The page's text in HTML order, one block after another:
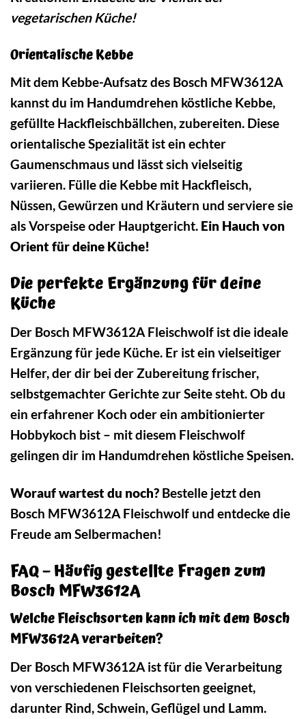
vegetarischen Küche!
Orientalische Kebbe
Mit dem Kebbe-Aufsatz des Bosch MFW3612A
kannst du im Handumdrehen köstliche Kebbe,
gefüllte Hackfleischbällchen, zubereiten. Diese
orientalische Spezialität ist ein echter
Gaumenschmaus und lässt sich vielseitig
variieren. Fülle die Kebbe mit Hackfleisch,
Nüssen, Gewürzen und Kräutern und serviere sie
als Vorspeise oder Hauptgericht. Ein Hauch von
Orient für deine Küche!
Die perfekte Ergänzung für deine
Küche
Der Bosch MFW3612A Fleischwolf ist die ideale
Ergänzung für jede Küche. Er ist ein vielseitiger
Helfer, der dir bei der Zubereitung frischer,
selbstgemachter Gerichte zur Seite steht. Ob du
ein erfahrener Koch oder ein ambitionierter
Hobbykoch bist – mit diesem Fleischwolf
gelingen dir im Handumdrehen köstliche Speisen.
Worauf wartest du noch? Bestelle jetzt den
Bosch MFW3612A Fleischwolf und entdecke die
Freude am Selbermachen!
FAQ – Häufig gestellte Fragen zum
Bosch MFW3612A
Welche Fleischsorten kann ich mit dem Bosch
MFW3612A verarbeiten?
Der Bosch MFW3612A ist für die Verarbeitung
von verschiedenen Fleischsorten geeignet,
darunter Rind, Schwein, Geflügel und Lamm.